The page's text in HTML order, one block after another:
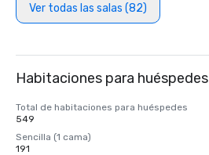
Ver todas las salas (82)
Habitaciones para huéspedes
Total de habitaciones para huéspedes
549
Sencilla (1 cama)
191